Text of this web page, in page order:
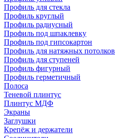
Профиль для стекла
Профиль круглый
Профиль радиусный
Профиль под шпаклевку
Профиль под гипсокартон
Профиль для натяжных потолков
Профиль для ступеней
Профиль фигурный
Профиль герметичный
Полоса
Теневой плинтус
Плинтус МДФ
Экраны
Заглушки
Крепёж и держатели